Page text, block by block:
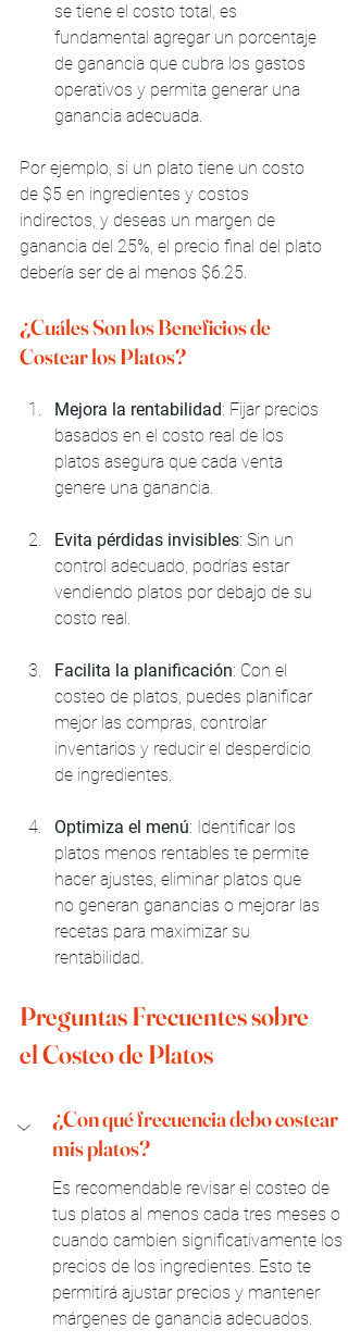
se tiene el costo total, es
fundamental agregar un porcentaje
de ganancia que cubra los gastos
operativos y permita generar una
ganancia adecuada.
Por ejemplo, si un plato tiene un costo
de $5 en ingredientes y costos
indirectos, y deseas un margen de
ganancia del 25%, el precio final del plato
debería ser de al menos $6.25.
¿Cuáles Son los Beneficios de
Costear los Platos?
Mejora la rentabilidad: Fijar precios
basados en el costo real de los
platos asegura que cada venta
genere una ganancia.
Evita pérdidas invisibles: Sin un
control adecuado, podrías estar
vendiendo platos por debajo de su
costo real.
Facilita la planificación: Con el
costeo de platos, puedes planificar
mejor las compras, controlar
inventarios y reducir el desperdicio
de ingredientes.
Optimiza el menú: Identificar los
platos menos rentables te permite
hacer ajustes, eliminar platos que
no generan ganancias o mejorar las
recetas para maximizar su
rentabilidad.
Preguntas Frecuentes sobre
el Costeo de Platos
¿Con qué frecuencia debo costear
mis platos?
Es recomendable revisar el costeo de
tus platos al menos cada tres meses o
cuando cambien significativamente los
precios de los ingredientes. Esto te
permitirá ajustar precios y mantener
márgenes de ganancia adecuados.